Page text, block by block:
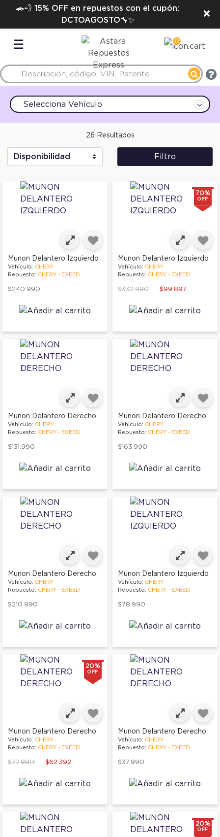
🚗💨 15% OFF en repuestos con el cupón:
DCTOAGOSTO🔧✨
×
☰ 0
Selecciona Vehículo
26 Resultados
Filtro
Munon Delantero Izquierdo
Vehículo: CHERY
Repuesto: CHERY - EXEED
$240.990
70%
OFF
Munon Delantero Izquierdo
Vehículo: CHERY
Repuesto: CHERY - EXEED
Price reduced from
$332.990to $99.897
Munon Delantero Derecho
Vehículo: CHERY
Repuesto: CHERY - EXEED
$131.990
Munon Delantero Derecho
Vehículo: CHERY
Repuesto: CHERY - EXEED
$163.990
Munon Delantero Derecho
Vehículo: CHERY
Repuesto: CHERY - EXEED
$210.990
Munon Delantero Izquierdo
Vehículo: CHERY
Repuesto: CHERY - EXEED
$78.990
20%
OFF
Munon Delantero Derecho
Vehículo: CHERY
Repuesto: CHERY - EXEED
Price reduced from
$77.990to $62.392
Munon Delantero Derecho
Vehículo: CHERY
Repuesto: CHERY - EXEED
$37.990
20%
OFF